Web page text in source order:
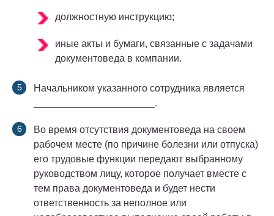
должностную инструкцию;
иные акты и бумаги, связанные с задачами
документоведа в компании.
Начальником указанного сотрудника является
______________________.
Во время отсутствия документоведа на своем
рабочем месте (по причине болезни или отпуска)
его трудовые функции передают выбранному
руководством лицу, которое получает вместе с
тем права документоведа и будет нести
ответственность за неполное или